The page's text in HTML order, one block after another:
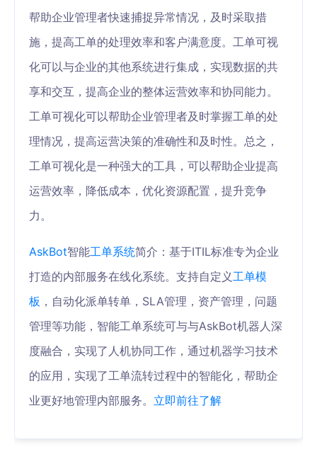
帮助企业管理者快速捕捉异常情况，及时采取措
施，提高工单的处理效率和客户满意度。工单可视
化可以与企业的其他系统进行集成，实现数据的共
享和交互，提高企业的整体运营效率和协同能力。
工单可视化可以帮助企业管理者及时掌握工单的处
理情况，提高运营决策的准确性和及时性。总之，
工单可视化是一种强大的工具，可以帮助企业提高
运营效率，降低成本，优化资源配置，提升竞争
力。
AskBot智能工单系统简介：基于ITIL标准专为企业
打造的内部服务在线化系统。支持自定义工单模
板 ，自动化派单转单，SLA管理，资产管理，问题
管理等功能，智能工单系统可与与AskBot机器人深
度融合，实现了人机协同工作，通过机器学习技术
的应用，实现了工单流转过程中的智能化，帮助企
业更好地管理内部服务。 立即前往了解